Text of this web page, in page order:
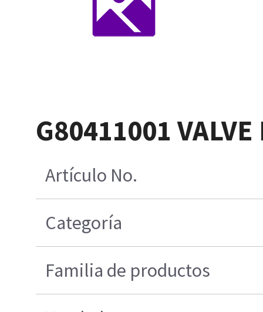
G80411001
Artículo No.
Categoría
Familia de productos